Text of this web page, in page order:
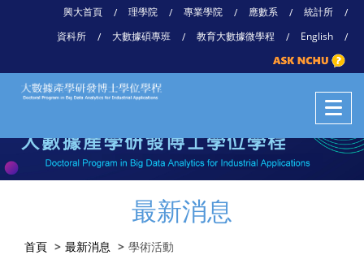
興大首頁 / 理學院 / 專業學院 / 應數系 / 統計所
/
資科所
/ 大數據碩專班 / 教育大數據微學程 / English /
最新消息
首頁 最新消息 學術活動